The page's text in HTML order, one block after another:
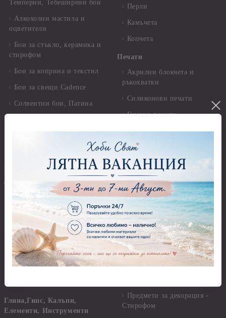
Темперни, Тебеширени бои
Алкохолни мастила и
оцветители
Бои за стъкло, керамика и
стирофом
Бои за коприна и текстил
Бои за свещи Cadence
Солвентни бои, Патина
Брокат, пайети, мъниста и
декоративен пясък
Брокати, ледени кристали и
Мъниста
Декоративен пясък и
камъчета
Висулки
Глина,Гипс, Калъпи,
Елементи, Инструменти
Перли
Камъчета
Копчета
Печати
Акрилни блокчета и
ръкохватки
Силиконови печати
Гумени печати
Печати за восък
Предмети за декорация
Предмети за декорация -
Акрил и пластмаса
Предмети за декорация -
Предмети за декорация -
Мукава, Картон и Хартия
Предмети за декорация -
МДФ
Предмети за декорация -
Стирофом